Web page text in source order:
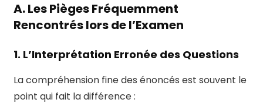
A. Les Pièges Fréquemment
Rencontrés lors de l’Examen
1. L’Interprétation Erronée des Questions
La compréhension fine des énoncés est souvent le
point qui fait la différence :